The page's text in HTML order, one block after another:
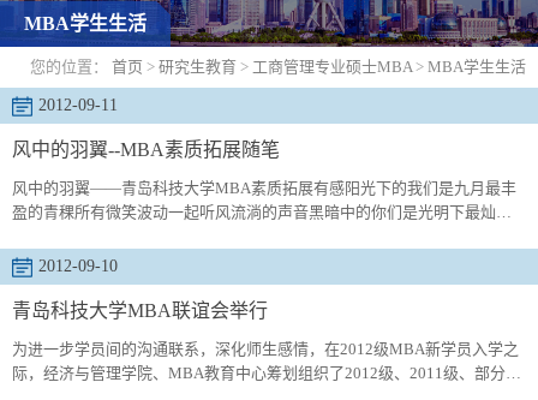
MBA学生生活
您的位置： 首页 > 研究生教育 > 工商管理专业硕士MBA> MBA学生生活
2012-09-11
风中的羽翼--MBA素质拓展随笔
风中的羽翼——青岛科技大学MBA素质拓展有感阳光下的我们是九月最丰
盈的青稞所有微笑波动一起听风流淌的声音黑暗中的你们是光明下最灿烂
向我无数的手给你最暖的拥抱你对我永不放弃将最挺拔的肩膀...
2012-09-10
青岛科技大学MBA联谊会举行
为进一步学员间的沟通联系，深化师生感情，在2012级MBA新学员入学之
际，经济与管理学院、MBA教育中心筹划组织了2012级、2011级、部分